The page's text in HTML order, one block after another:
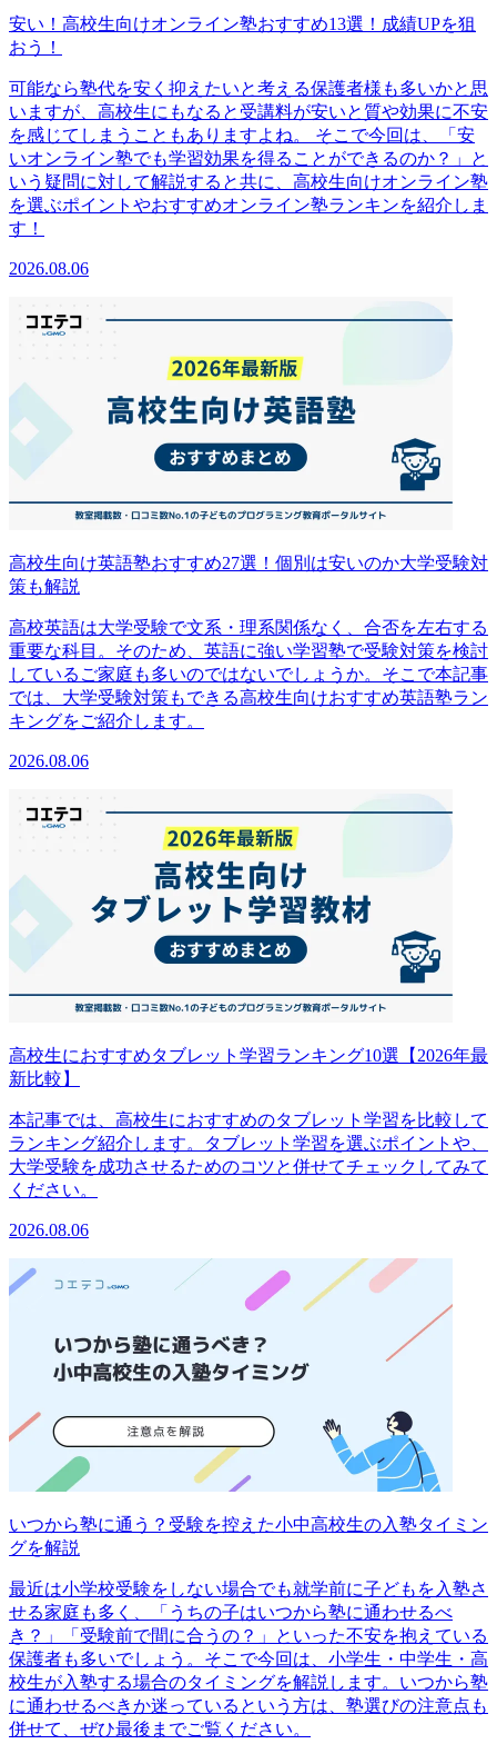
安い！高校生向けオンライン塾おすすめ13選！成績UPを狙
おう！
可能なら塾代を安く抑えたいと考える保護者様も多いかと思
いますが、高校生にもなると受講料が安いと質や効果に不安
を感じてしまうこともありますよね。 そこで今回は、「安
いオンライン塾でも学習効果を得ることができるのか？」と
いう疑問に対して解説すると共に、高校生向けオンライン塾
を選ぶポイントやおすすめオンライン塾ランキンを紹介しま
す！
2026.08.06
高校生向け英語塾おすすめ27選！個別は安いのか大学受験対
策も解説
高校英語は大学受験で文系・理系関係なく、合否を左右する
重要な科目。そのため、英語に強い学習塾で受験対策を検討
しているご家庭も多いのではないでしょうか。そこで本記事
では、大学受験対策もできる高校生向けおすすめ英語塾ラン
キングをご紹介します。
2026.08.06
高校生におすすめタブレット学習ランキング10選【2026年最
新比較】
本記事では、高校生におすすめのタブレット学習を比較して
ランキング紹介します。タブレット学習を選ぶポイントや、
大学受験を成功させるためのコツと併せてチェックしてみて
ください。
2026.08.06
いつから塾に通う？受験を控えた小中高校生の入塾タイミン
グを解説
最近は小学校受験をしない場合でも就学前に子どもを入塾さ
せる家庭も多く、「うちの子はいつから塾に通わせるべ
き？」「受験前で間に合うの？」といった不安を抱えている
保護者も多いでしょう。そこで今回は、小学生・中学生・高
校生が入塾する場合のタイミングを解説します。いつから塾
に通わせるべきか迷っているという方は、塾選びの注意点も
併せて、ぜひ最後までご覧ください。